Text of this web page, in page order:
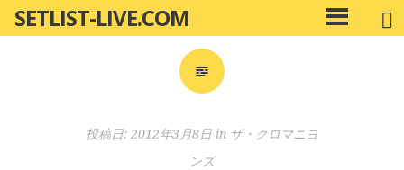
ン
SETLIST-LIVE.COM
メ
イ
投稿日: 2012年3月8日 in ザ・クロマニヨ
ンズ